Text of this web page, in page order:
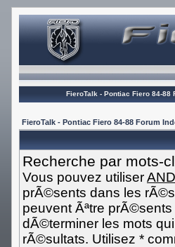
FieroTalk - Pontiac Fiero 84-88
FieroTalk - Pontiac Fiero 84-88 Forum
Recherche par mots-
Vous pouvez utiliserAND
prÃ©sents dans les
peuvent Ãªtre
dÃ©terminer les mots
rÃ©sultats. Utilisez *